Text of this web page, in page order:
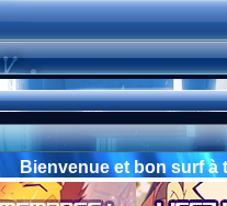
Bienvenue et bon surf à